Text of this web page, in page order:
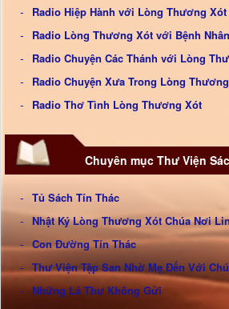
Radio Hiệp Hành với Lòng Thương Xót
Radio Lòng Thương Xót với Bệnh Nhân
Radio Chuyện Các Thánh với Lòng
Radio Chuyện Xưa Trong Lòng
Radio Thơ Tình Lòng Thương Xót
Chuyên mục Thư Viện
Tủ Sách Tín Thác
Nhật Ký Lòng Thương Xót Chúa Nơi
Con Đường Tín Thác
Thư Viện Tập San Nhờ Mẹ Đến Với
Những Lá Thư Không Gửi